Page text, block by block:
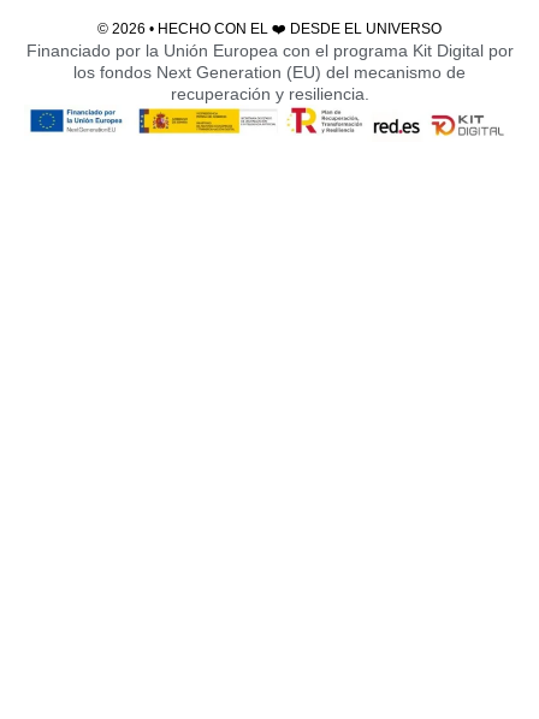
© 2026 • HECHO CON EL ❤️ DESDE EL UNIVERSO
Financiado por la Unión Europea con el programa Kit Digital por
los fondos Next Generation (EU) del mecanismo de
recuperación y resiliencia.